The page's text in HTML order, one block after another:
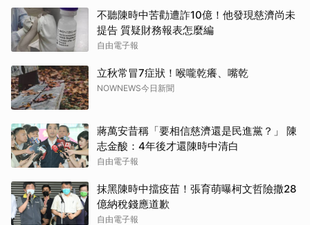
不聽陳時中苦勸遭詐10億！他發現慈濟尚未
提告 質疑財務報表怎麼編
自由電子報
立秋常冒7症狀！喉嚨乾癢、嘴乾
NOWNEWS今日新聞
蔣萬安昔稱「要相信慈濟還是民進黨？」 陳
志金酸：4年後才還陳時中清白
自由電子報
抹黑陳時中擋疫苗！張育萌曝柯文哲險撒28
億納稅錢應道歉
自由電子報